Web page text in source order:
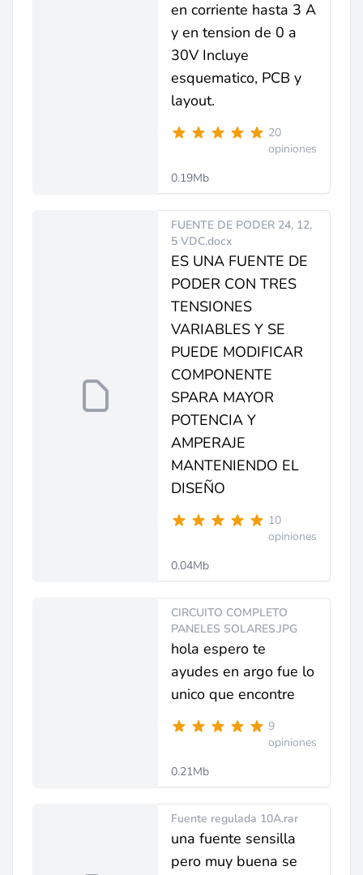
en corriente hasta 3 A
y en tension de 0 a
30V Incluye
esquematico, PCB y
layout.
20
opiniones
0.19Mb
FUENTE DE PODER 24, 12,
5 VDC.docx
ES UNA FUENTE DE
PODER CON TRES
TENSIONES
VARIABLES Y SE
PUEDE MODIFICAR
COMPONENTE
SPARA MAYOR
POTENCIA Y
AMPERAJE
MANTENIENDO EL
DISEÑO
10
opiniones
0.04Mb
CIRCUITO COMPLETO
PANELES SOLARES.JPG
hola espero te
ayudes en argo fue lo
unico que encontre
9
opiniones
0.21Mb
Fuente regulada 10A.rar
una fuente sensilla
pero muy buena se